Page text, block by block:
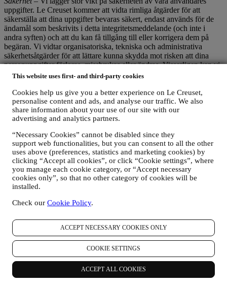
This website uses first- and third-party cookies
Cookies help us give you a better experience on Le Creuset,
personalise content and ads, and analyse our traffic. We also
share information about your use of our site with our
advertising and analytics partners.
“Necessary Cookies” cannot be disabled since they
support web functionalities, but you can consent to all the other
uses above (preferences, statistics and marketing cookies) by
clicking “Accept all cookies”, or click “Cookie settings”, where
you manage each cookie category, or “Accept necessary
cookies only”, so that no other category of cookies will be
installed.
Check our Cookie Policy.
ACCEPT NECESSARY COOKIES ONLY
COOKIE SETTINGS
ACCEPT ALL COOKIES
uppgifter. Le Creuset kommer att vidta rimliga åtgärder för att
säkerställa att dina uppgifter bevaras säkert, endast används för de
ändamål som beskrivits i detta integritetsmeddelande (och inte i
andra syften) och att du kan få tillgång till eller korrigera dem på
begäran. Vi vidtar organisatoriska, tekniska och administrativa
säkerhetsåtgärder för att lättare kunna skydda mot risken att dina
personuppgifter förloras, missbrukas eller ändras. Visserligen kan vi
inte garantera att ingen av dessa händelser någonsin kommer att
Var– I syfte att erbjuda de tjänster som beskrivits ovan kan det
hända att dina uppgifter bearbetas eller lagras både inom och utanför
ditt bosättningsland samt både inom och utanför Europeiska
ekonomiska samarbetsområdet (EES). Med tanke på Le Creuset-
affärspartner, som agerar i egenskap av personuppgiftsbearbetare
(processors) och som är etablerade i ett annat land än ditt
bosättningsland eller i länder utanför EES, kommer åt dina
personuppgifter. I varje fall får dina personuppgifter överföras endast
till de länder utanför EES som enligt europeiska institutioner
erbjuder tillräckligt skydd (såsom Schweiz där Le Creuset Group
bestämmelser för att säkerställa att europeiska regler och standarder
exempelvis av de så kallade standardklausuler som Europeiska
kommissionen förelägger). I varje fall kommer dina personuppgifter,
vid de tillfällen då de överförs till ett annat land än ditt
bosättningsland eller till länder utanför EES, att skyddas genom
tillräckliga säkerhetssystem som ständigt uppdateras och upprätthålls
in enlighet med dataskyddslagarna.
5. Hur länge sparar vi dina uppgifter?